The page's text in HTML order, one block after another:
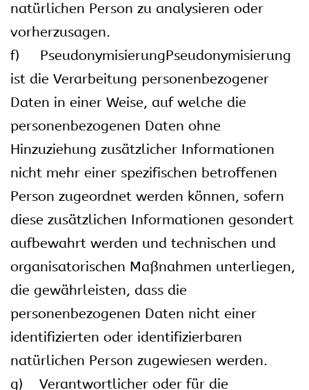
natürlichen Person zu analysieren oder
vorherzusagen.
f) PseudonymisierungPseudonymisierung
ist die Verarbeitung personenbezogener
Daten in einer Weise, auf welche die
personenbezogenen Daten ohne
Hinzuziehung zusätzlicher Informationen
nicht mehr einer spezifischen betroffenen
Person zugeordnet werden können, sofern
diese zusätzlichen Informationen gesondert
aufbewahrt werden und technischen und
organisatorischen Maßnahmen unterliegen,
die gewährleisten, dass die
personenbezogenen Daten nicht einer
identifizierten oder identifizierbaren
natürlichen Person zugewiesen werden.
g) Verantwortlicher oder für die